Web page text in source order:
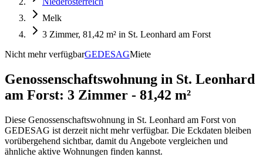
Melk
3 Zimmer, 81,42 m² in St. Leonhard am Forst
Nicht mehr verfügbarGEDESAGMiete
Genossenschaftswohnung in St. Leonhard
am Forst: 3 Zimmer - 81,42 m²
Diese Genossenschaftswohnung in St. Leonhard am Forst von
GEDESAG ist derzeit nicht mehr verfügbar. Die Eckdaten bleiben
vorübergehend sichtbar, damit du Angebote vergleichen und
ähnliche aktive Wohnungen finden kannst.